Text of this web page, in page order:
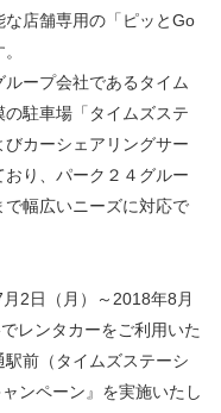
店舗専用の「ピッとGo
ープ会社であるタイム
駐車場「タイムズステ
カーシェアリングサー
り、パーク２４グルー
幅広いニーズに対応で
2日（月）～2018年8月
レンタカーをご利用いた
前（タイムズステーシ
ンペーン』を実施いたし